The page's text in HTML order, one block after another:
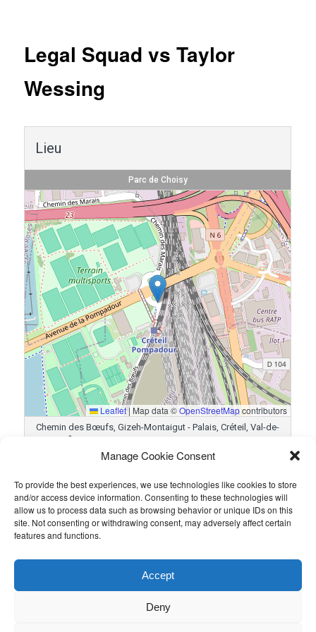
Manage Cookie Consent
To provide the best experiences, we use technologies like cookies to store
and/or access device information. Consenting to these technologies will
allow us to process data such as browsing behavior or unique IDs on this
site. Not consenting or withdrawing consent, may adversely affect certain
features and functions.
Accept
Deny
Legal Squad vs Taylor
Wessing
Lieu
Parc de Choisy
Leaflet | Map data ©OpenStreetMapcontributors
Chemin des Bœufs, Gizeh-Montaigut - Palais, Créteil, Val-de-
Résultats
Équipe Goals
Legal Squad
Taylor Wessing
1
Ce contenu a été publié parGuillaume PETIT. Mettez-le en favori